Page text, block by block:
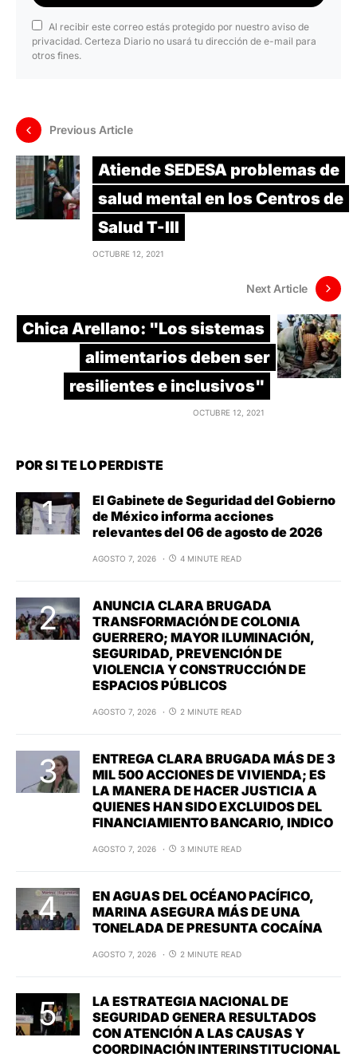
Al recibir este correo estás protegido por nuestro aviso de
privacidad. Certeza Diario no usará tu dirección de e-mail para
otros fines.
Previous Article
Atiende SEDESA problemas de
salud mental en los Centros de
Salud T-III
OCTUBRE 12, 2021
Next Article
Chica Arellano: "Los sistemas
alimentarios deben ser
resilientes e inclusivos"
OCTUBRE 12, 2021
POR SI TE LO PERDISTE
El Gabinete de Seguridad del Gobierno
de México informa acciones
relevantes del 06 de agosto de 2026
AGOSTO 7, 2026 4 MINUTE READ
ANUNCIA CLARA BRUGADA
TRANSFORMACIÓN DE COLONIA
GUERRERO; MAYOR ILUMINACIÓN,
SEGURIDAD, PREVENCIÓN DE
VIOLENCIA Y CONSTRUCCIÓN DE
ESPACIOS PÚBLICOS
AGOSTO 7, 2026 2 MINUTE READ
ENTREGA CLARA BRUGADA MÁS DE 3
MIL 500 ACCIONES DE VIVIENDA; ES
LA MANERA DE HACER JUSTICIA A
QUIENES HAN SIDO EXCLUIDOS DEL
FINANCIAMIENTO BANCARIO, INDICO
AGOSTO 7, 2026 3 MINUTE READ
EN AGUAS DEL OCÉANO PACÍFICO,
MARINA ASEGURA MÁS DE UNA
TONELADA DE PRESUNTA COCAÍNA
AGOSTO 7, 2026 2 MINUTE READ
LA ESTRATEGIA NACIONAL DE
SEGURIDAD GENERA RESULTADOS
CON ATENCIÓN A LAS CAUSAS Y
COORDINACIÓN INTERINSTITUCIONAL